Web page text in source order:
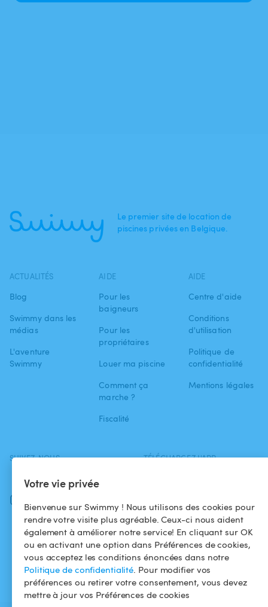
Votre vie privée
Bienvenue sur Swimmy ! Nous utilisons des cookies pour
rendre votre visite plus agréable. Ceux-ci nous aident
également à améliorer notre service! En cliquant sur OK
ou en activant une option dans Préférences de cookies,
vous acceptez les conditions énoncées dans notre
Politique de confidentialité. Pour modifier vos
préférences ou retirer votre consentement, vous devez
mettre à jour vos Préférences de cookies
Le premier site de location de
piscines privées en Belgique.
ACTUALITÉS
Blog
Swimmy dans les
médias
L'aventure
Swimmy
AIDE
Pour les
baigneurs
Pour les
propriétaires
Louer ma piscine
Comment ça
marche ?
Fiscalité
AIDE
Centre d'aide
Conditions
d'utilisation
Politique de
confidentialité
Mentions légales
SUIVEZ-NOUS
Facebook
TÉLÉCHARGEZ L'APP